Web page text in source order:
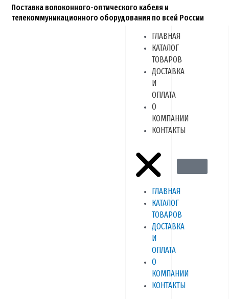
ПерейтиПоставка волоконного-оптического кабеля и
телекоммуникационного оборудования по всей России
ГЛАВНАЯ
КАТАЛОГ
ТОВАРОВ
ДОСТАВКА
И
ОПЛАТА
О
КОМПАНИИ
КОНТАКТЫ
Menu
ГЛАВНАЯ
КАТАЛОГ
ТОВАРОВ
ДОСТАВКА
И
ОПЛАТА
О
КОМПАНИИ
КОНТАКТЫ